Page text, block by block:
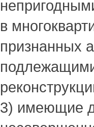
в
признанных
3) имеющие